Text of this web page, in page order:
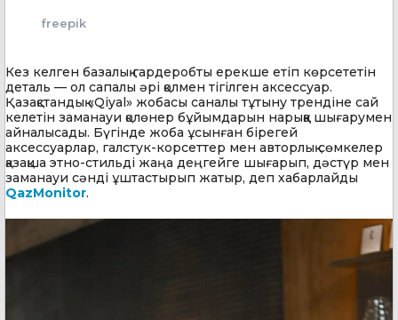
freepik
Кез келген базалық гардеробты ерекше етіп көрсететін
деталь — ол сапалы әрі қолмен тігілген аксессуар.
Қазақстандық «Qiyal» жобасы саналы тұтыну трендіне сай
келетін заманауи қолөнер бұйымдарын нарыққа шығарумен
айналысады. Бүгінде жоба ұсынған бірегей
аксессуарлар, галстук-корсеттер мен авторлық сөмкелер
қазақша этно-стильді жаңа деңгейге шығарып, дәстүр мен
заманауи сәнді ұштастырып жатыр, деп хабарлайды
QazMonitor.